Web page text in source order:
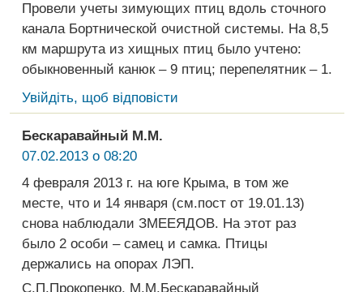
Провели учеты зимующих птиц вдоль сточного
канала Бортнической очистной системы. На 8,5
км маршрута из хищных птиц было учтено:
обыкновенный канюк – 9 птиц; перепелятник – 1.
Увійдіть, щоб відповісти
Бескаравайный М.М.
07.02.2013 о 08:20
4 февраля 2013 г. на юге Крыма, в том же
месте, что и 14 января (см.пост от 19.01.13)
снова наблюдали ЗМЕЕЯДОВ. На этот раз
было 2 особи – самец и самка. Птицы
держались на опорах ЛЭП.
С.П.Прокопенко, М.М.Бескаравайный